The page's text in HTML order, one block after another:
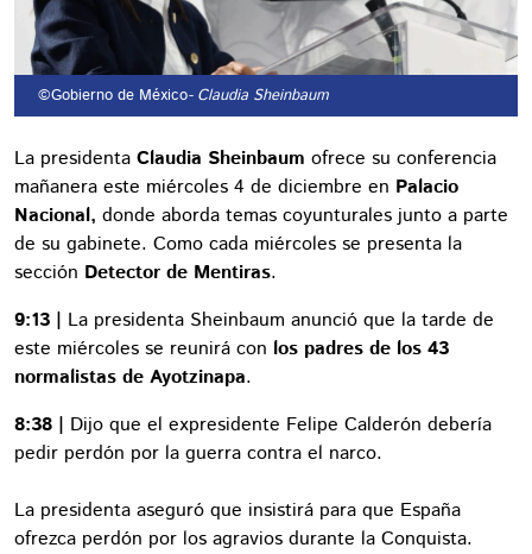
©Gobierno de México- Claudia Sheinbaum
La presidenta Claudia Sheinbaum ofrece su conferencia
mañanera este miércoles 4 de diciembre en Palacio
Nacional, donde aborda temas coyunturales junto a parte
de su gabinete. Como cada miércoles se presenta la
sección Detector de Mentiras.
9:13 | La presidenta Sheinbaum anunció que la tarde de
este miércoles se reunirá con los padres de los 43
normalistas de Ayotzinapa.
8:38 | Dijo que el expresidente Felipe Calderón debería
pedir perdón por la guerra contra el narco.
La presidenta aseguró que insistirá para que España
ofrezca perdón por los agravios durante la Conquista.